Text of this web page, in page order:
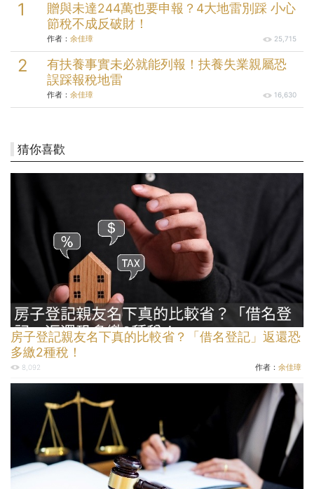
贈與未達244萬也要申報？4大地雷別踩 小心
節稅不成反破財！
作者： 余佳璋 25,715
有扶養事實未必就能列報！扶養失業親屬恐
誤踩報稅地雷
作者： 余佳璋 16,630
猜你喜歡
房子登記親友名下真的比較省？「借名登記」返還恐
多繳2種稅！
8,092 作者： 余佳璋